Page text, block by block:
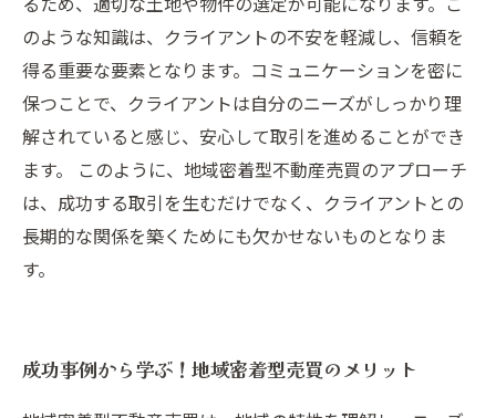
のような知識は、クライアントの不安を軽減し、信頼を
得る重要な要素となります。コミュニケーションを密に
保つことで、クライアントは自分のニーズがしっかり理
解されていると感じ、安心して取引を進めることができ
ます。 このように、地域密着型不動産売買のアプローチ
は、成功する取引を生むだけでなく、クライアントとの
長期的な関係を築くためにも欠かせないものとなりま
す。
成功事例から学ぶ！地域密着型売買のメリット